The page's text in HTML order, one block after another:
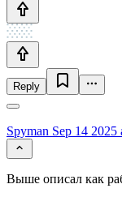
Reply
Spyman Sep 14 2025
Выше описал как